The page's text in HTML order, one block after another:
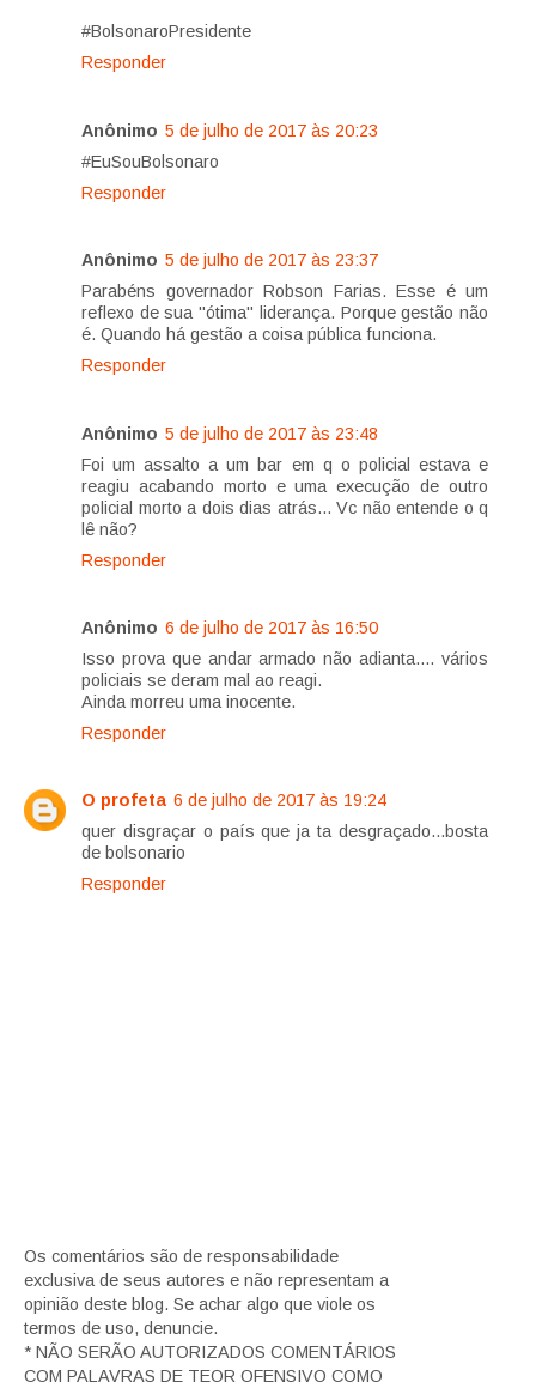
#BolsonaroPresidente
Responder
Anônimo 5 de julho de 2017 às 20:23
#EuSouBolsonaro
Responder
Anônimo 5 de julho de 2017 às 23:37
Parabéns governador Robson Farias. Esse é um
reflexo de sua "ótima" liderança. Porque gestão não
é. Quando há gestão a coisa pública funciona.
Responder
Anônimo 5 de julho de 2017 às 23:48
Foi um assalto a um bar em q o policial estava e
reagiu acabando morto e uma execução de outro
policial morto a dois dias atrás... Vc não entende o q
lê não?
Responder
Anônimo 6 de julho de 2017 às 16:50
Isso prova que andar armado não adianta.... vários
policiais se deram mal ao reagi.
Ainda morreu uma inocente.
Responder
O profeta 6 de julho de 2017 às 19:24
quer disgraçar o país que ja ta desgraçado...bosta
de bolsonario
Responder
Os comentários são de responsabilidade
exclusiva de seus autores e não representam a
opinião deste blog. Se achar algo que viole os
termos de uso, denuncie.
* NÃO SERÃO AUTORIZADOS COMENTÁRIOS
COM PALAVRAS DE TEOR OFENSIVO COMO